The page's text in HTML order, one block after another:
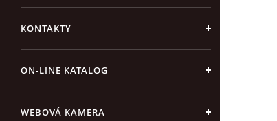
KONTAKTY
ON-LINE KATALOG
WEBOVÁ KAMERA